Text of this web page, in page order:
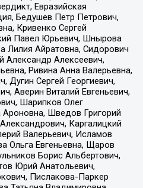
Евразийская
Бедушев Петр Петрович,
Кривенко Сергей
Павел Юрьевич, Шнырова
Лилия Айратовна, Сидорович
Александр Алексеевич,
Ривина Анна Валерьевна,
Дугин Сергей Георгиевич,
Аверин Виталий Евгеньевич,
Шарипков Олег
Шведов Григорий
Каргалицкий
Валерьевич, Исламов
Ольга Евгеньевна, Щаров
Борис Альбертович,
Юрий Анатольевич,
Пислакова-Паркер